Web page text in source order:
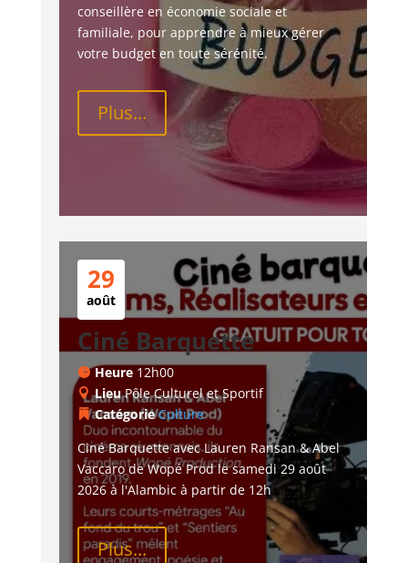
conseillère en économie sociale et
familiale, pour apprendre à mieux gérer
votre budget en toute sérénité.
Plus...
29
août
Ciné Barquette
Heure 12h00
LieuPôle Culturel et Sportif
CatégorieCulture
Ciné Barquette avec Lauren Ransan & Abel
Vaccaro de Wopé Prod le samedi 29 août
2026 à l'Alambic à partir de 12h
Plus...